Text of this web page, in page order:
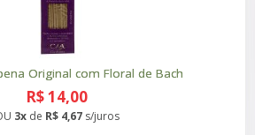
Original com Floral de Bach
R$ 14,00
3xde R$ 4,67s/juros